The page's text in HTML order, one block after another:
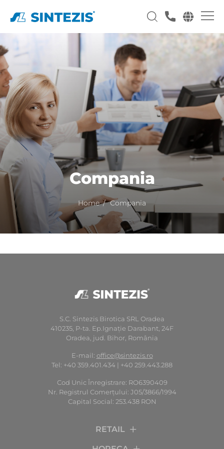
Compania
Home Compania
S.C. Sintezis Birotica SRL Oradea
410235, P-ta. Ep.Ignaţie Darabant, 24F
Oradea, jud. Bihor, România
E-mail: office@sintezis.ro
Tel: +40 359.401.434 | +40 259.443.288
Cod Unic Înregistrare: RO6390409
Nr. Registrul Comerţului: J05/3866/1994
Capital Social: 253.438 RON
RETAIL